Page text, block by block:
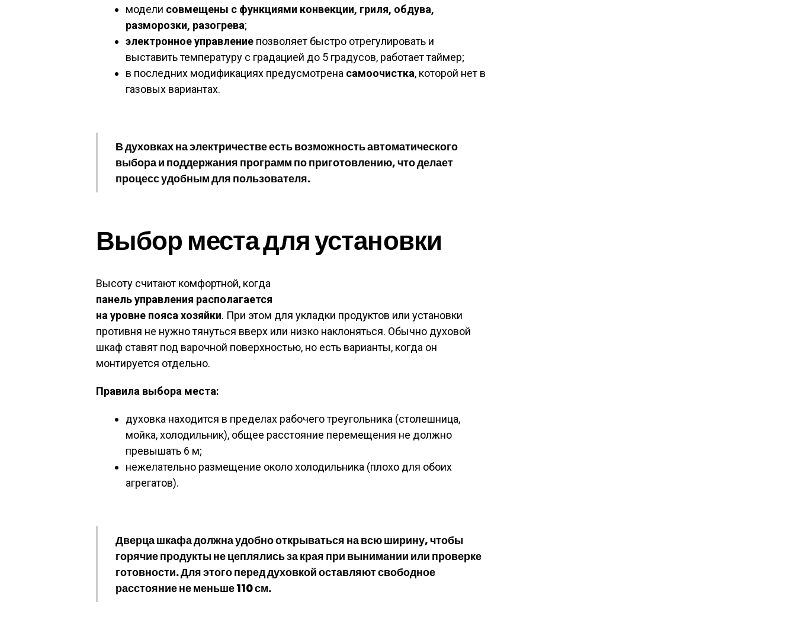
модели совмещены с функциями конвекции, гриля, обдува,
разморозки, разогрева;
электронное управление позволяет быстро отрегулировать и
выставить температуру с градацией до 5 градусов, работает таймер;
в последних модификациях предусмотрена самоочистка, которой нет в
газовых вариантах.
В духовках на электричестве есть возможность автоматического
выбора и поддержания программ по приготовлению, что делает
процесс удобным для пользователя.
Выбор места для установки
Высоту считают комфортной, когда
панель управления располагается
на уровне пояса хозяйки. При этом для укладки продуктов или установки
противня не нужно тянуться вверх или низко наклоняться. Обычно духовой
шкаф ставят под варочной поверхностью, но есть варианты, когда он
монтируется отдельно.
Правила выбора места:
духовка находится в пределах рабочего треугольника (столешница,
мойка, холодильник), общее расстояние перемещения не должно
превышать 6 м;
нежелательно размещение около холодильника (плохо для обоих
агрегатов).
Дверца шкафа должна удобно открываться на всю ширину, чтобы
горячие продукты не цеплялись за края при вынимании или проверке
готовности. Для этого перед духовкой оставляют свободное
расстояние не меньше 110 см.